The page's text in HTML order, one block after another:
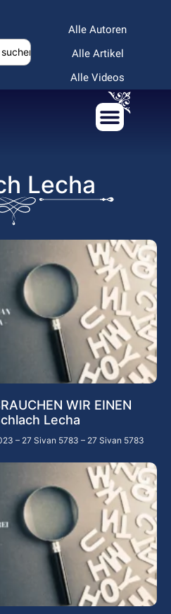
Alle Autoren
Alle Artikel
Alle Videos
Lecha
WIR EINEN
Lecha
– 27 Sivan 5783 – 27 Sivan 5783